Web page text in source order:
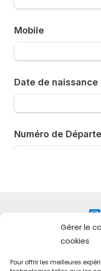
Gérer le
cookies
Pour offrir les meilleures